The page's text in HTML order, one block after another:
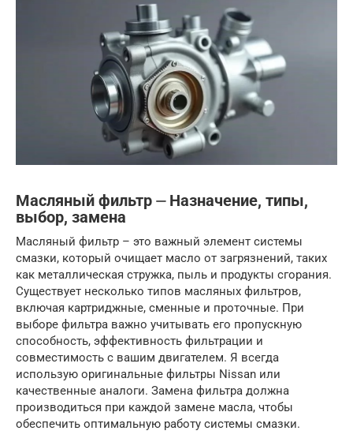
Масляный фильтр ⏤ Назначение, типы,
выбор, замена
Масляный фильтр – это важный элемент системы
смазки, который очищает масло от загрязнений, таких
как металлическая стружка, пыль и продукты сгорания.
Существует несколько типов масляных фильтров,
включая картриджные, сменные и проточные. При
выборе фильтра важно учитывать его пропускную
способность, эффективность фильтрации и
совместимость с вашим двигателем. Я всегда
использую оригинальные фильтры Nissan или
качественные аналоги. Замена фильтра должна
производиться при каждой замене масла, чтобы
обеспечить оптимальную работу системы смазки.